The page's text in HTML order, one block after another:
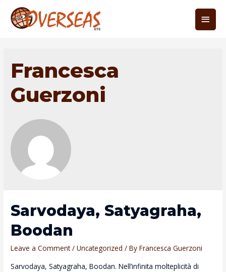
content
Main
Francesca
Guerzoni
Sarvodaya, Satyagraha,
Boodan
Leave a Comment /Uncategorized / ByFrancesca Guerzoni
Sarvodaya, Satyagraha, Boodan. Nell’infinita molteplicità di